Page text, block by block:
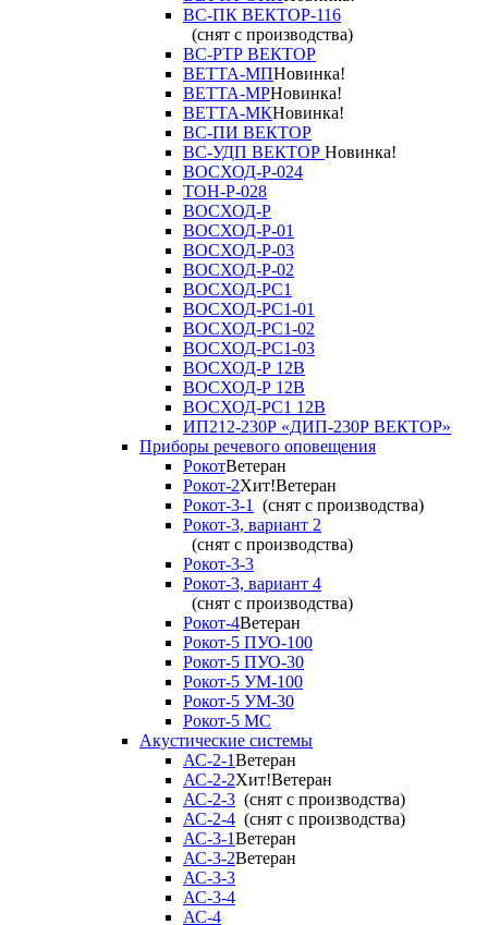
ВС-ПК ВЕКТОР-116
(снят с производства)
ВС-РТР ВЕКТОР
ВЕТТА-МПНовинка!
ВЕТТА-МРНовинка!
ВЕТТА-МКНовинка!
ВС-ПИ ВЕКТОР
ВС-УДП ВЕКТОР Новинка!
ВОСХОД-Р-024
ТОН-Р-028
ВОСХОД-Р
ВОСХОД-Р-01
ВОСХОД-Р-03
ВОСХОД-Р-02
ВОСХОД-РС1
ВОСХОД-РС1-01
ВОСХОД-РС1-02
ВОСХОД-РС1-03
ВОСХОД-Р 12В
ВОСХОД-Р 12В
ВОСХОД-РС1 12В
ИП212-230Р «ДИП-230Р ВЕКТОР»
Приборы речевого оповещения
РокотВетеран
Рокот-2Хит!Ветеран
Рокот-3-1
(снят с производства)
Рокот-3, вариант 2
(снят с производства)
Рокот-3-3
Рокот-3, вариант 4
(снят с производства)
Рокот-4Ветеран
Рокот-5 ПУО-100
Рокот-5 ПУО-30
Рокот-5 УМ-100
Рокот-5 УМ-30
Рокот-5 МС
Акустические системы
АС-2-1Ветеран
АС-2-2Хит!Ветеран
АС-2-3 (снят с производства)
АС-2-4 (снят с производства)
АС-3-1Ветеран
АС-3-2Ветеран
АС-3-3
АС-3-4
АС-4